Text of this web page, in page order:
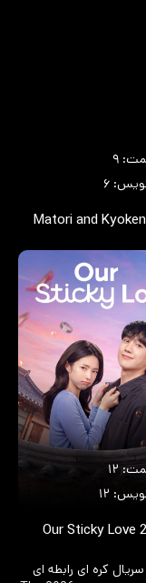
۹
۶
Matori and Kyoken
۱۲
۱۲
Our Sticky Love